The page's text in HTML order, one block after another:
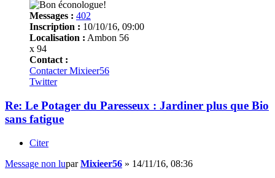
Messages : 402
Inscription : 10/10/16, 09:00
Localisation : Ambon 56
x 94
Contact :
Contacter Mixieer56
Twitter
Re: Le Potager du Paresseux : Jardiner plus que Bio
sans fatigue
Citer
Message non luparMixieer56 » 14/11/16, 08:36